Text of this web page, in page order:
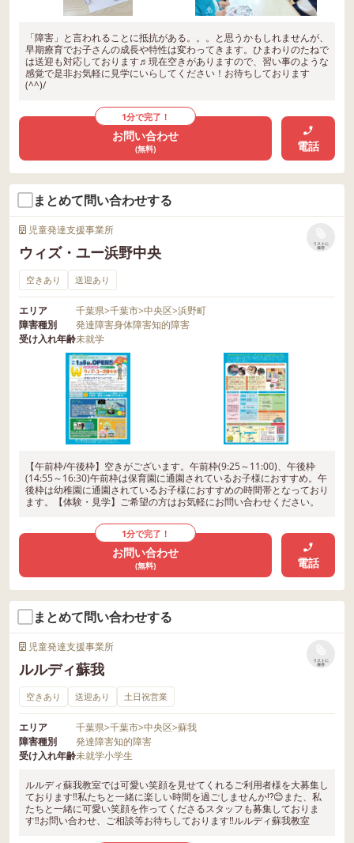
「障害」と言われることに抵抗がある。。。と思うかもしれませんが、
早期療育でお子さんの成長や特性は変わってきます。ひまわりのたねで
は送迎も対応しております♬現在空きがありますので、習い事のような
感覚で是非お気軽に見学にいらしてください！お待ちしております
(^^)/
1分で完了！
お問い合わせ
(無料) 電話
まとめて問い合わせする
児童発達支援事業所
ウィズ・ユー浜野中央
リストに
保存
空きあり 送迎あり
エリア 千葉県>千葉市>中央区>浜野町
障害種別
発達障害身体障害知的障害
受け入れ年齢未就学
【午前枠/午後枠】空きがございます。午前枠(9:25～11:00)、午後枠
(14:55～16:30)午前枠は保育園に通園されているお子様におすすめ。午
後枠は幼稚園に通園されているお子様におすすめの時間帯となっており
ます。【体験・見学】ご希望の方はお気軽にお問い合わせください。
1分で完了！
お問い合わせ
(無料) 電話
まとめて問い合わせする
児童発達支援事業所
ルルディ蘇我
リストに
保存
空きあり 送迎あり 土日祝営業
エリア 千葉県>千葉市>中央区>蘇我
障害種別
発達障害知的障害
受け入れ年齢未就学小学生
ルルディ蘇我教室では可愛い笑顔を見せてくれるご利用者様を大募集し
ております‼️私たちと一緒に楽しい時間を過ごしませんか⁉️😊また、私
たちと一緒に可愛い笑顔を作ってくださるスタッフも募集しておりま
す‼️お問い合わせ、ご相談等お待ちしております‼️ルルディ蘇我教室